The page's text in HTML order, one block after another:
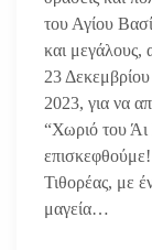
του Αγίου
και
23
2023, για να
“Χωριό του Άι
Τιθορέας, με
μαγεία…